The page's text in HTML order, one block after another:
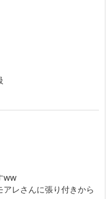
ww
レさんに張り付きから